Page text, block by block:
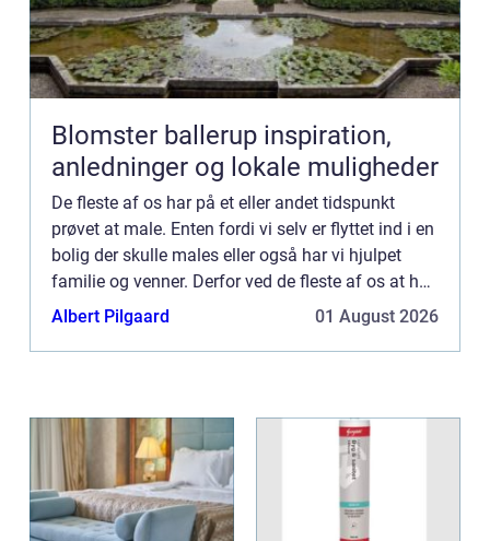
Blomster ballerup inspiration,
anledninger og lokale muligheder
De fleste af os har på et eller andet tidspunkt
prøvet at male. Enten fordi vi selv er flyttet ind i en
bolig der skulle males eller også har vi hjulpet
familie og venner. Derfor ved de fleste af os at helt
så nemt er det ikke at male. Uanset hvor me...
Albert Pilgaard 01 August 2026